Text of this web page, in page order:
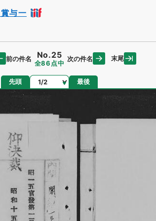
与一
前の件名 No.25
全86点中
次の件名 末尾
先頭 ページ 最後